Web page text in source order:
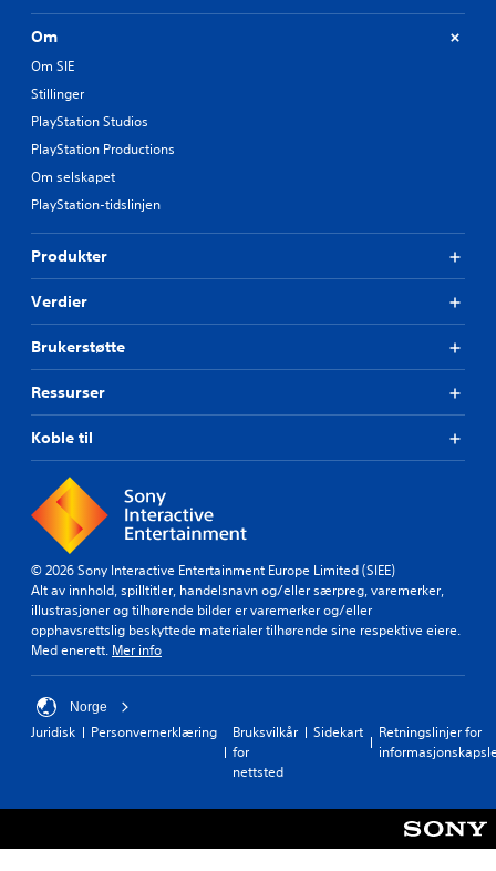
Om
Om SIE
Stillinger
PlayStation Studios
PlayStation Productions
Om selskapet
PlayStation-tidslinjen
Produkter
Verdier
Brukerstøtte
Ressurser
Koble til
© 2026 Sony Interactive Entertainment Europe Limited (SIEE)
Alt av innhold, spilltitler, handelsnavn og/eller særpreg, varemerker,
illustrasjoner og tilhørende bilder er varemerker og/eller
opphavsrettslig beskyttede materialer tilhørende sine respektive eiere.
Med enerett. Mer info
Norge
Juridisk Personvernerklæring
Bruksvilkår
for
nettsted
Sidekart
Retningslinjer for